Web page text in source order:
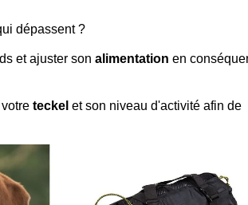
dépassent ?
et ajuster son alimentation en
teckel et son niveau d'activité afin de